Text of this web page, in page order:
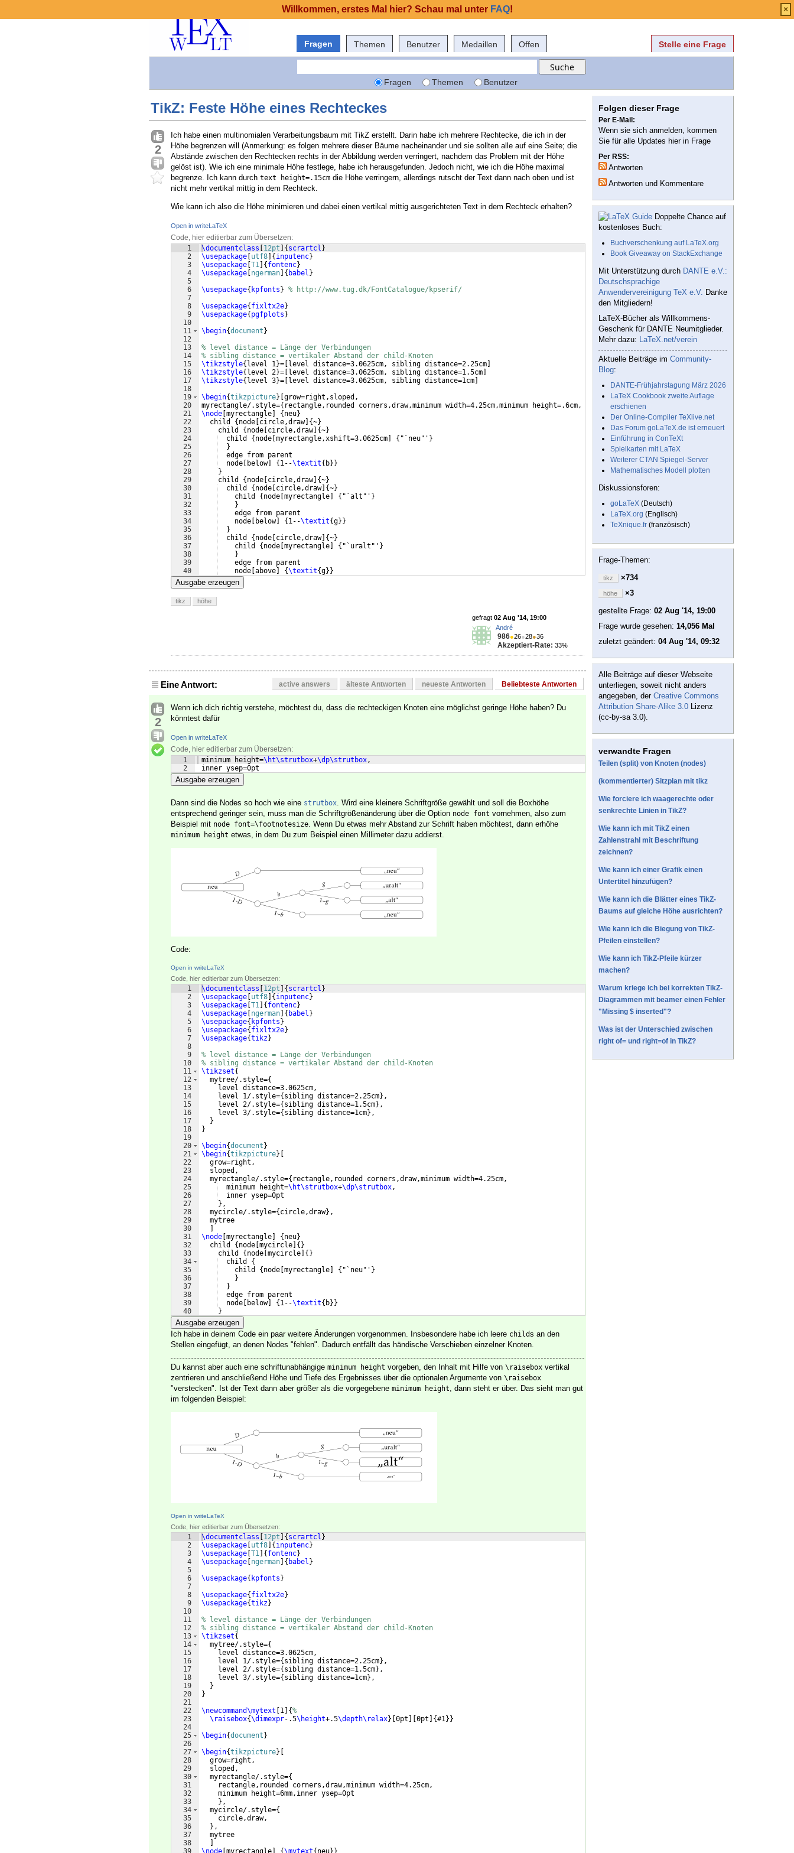
Fragen Themen Benutzer Medaillen Offen Stelle eine Frage
Fragen Themen Benutzer
TikZ: Feste Höhe eines Rechteckes
2
Ich habe einen multinomialen Verarbeitungsbaum mit TikZ erstellt. Darin habe ich mehrere Rechtecke, die ich in der
Höhe begrenzen will (Anmerkung: es folgen mehrere dieser Bäume nacheinander und sie sollten alle auf eine Seite; die
Abstände zwischen den Rechtecken rechts in der Abbildung werden verringert, nachdem das Problem mit der Höhe
gelöst ist). Wie ich eine minimale Höhe festlege, habe ich herausgefunden. Jedoch nicht, wie ich die Höhe maximal
begrenze. Ich kann durch text height=.15cm die Höhe verringern, allerdings rutscht der Text dann nach oben und ist
nicht mehr vertikal mittig in dem Rechteck.
Wie kann ich also die Höhe minimieren und dabei einen vertikal mittig ausgerichteten Text in dem Rechteck erhalten?
Open in writeLaTeX
Code, hier editierbar zum Übersetzen:
1
2
3
4
5
6
7
8
9
10
11
12
13
14
15
16
17
18
19
20
21
22
23
24
25
26
27
28
29
30
31
32
33
34
35
36
37
38
39
40
41
\documentclass 12pt { scrartcl }
\usepackage utf8 { inputenc}
\usepackage T1 { fontenc}
\usepackage ngerman { babel }
\usepackage{ kpfonts } % http://www.tug.dk/FontCatalogue/kpserif/
\usepackage{ fixltx2e}
\usepackage{ pgfplots }
\begin{document }
% level distance = Länge der Verbindungen
% sibling distance = vertikaler Abstand der child-Knoten
\tikzstyle{ level 1}= level distance=3.0625cm, sibling distance=2.25cm
\tikzstyle{ level 2}= level distance=3.0625cm, sibling distance=1.5cm
\tikzstyle{ level 3}= level distance=3.0625cm, sibling distance=1cm
\begin{tikzpicture} grow=right,sloped,
myrectangle/.style={ rectangle,rounded corners,draw,minimum width=4.25cm,minimum height=.6cm, text height=.15cm
\node myrectangle { neu}
  child
{ node circle,draw] {~}
    child
{ node circle,draw] {~}
  child
{ node myrectangle,xshift=3.0625cm { "`neu"' }
}
  edge from parent
  node
below] { 1--\textit{ b}}
}
    child
{ node circle,draw] {~}
  child
{ node circle,draw] {~}
    child
{ node myrectangle { "`alt"' }
}
    edge from parent
    node
below] { 1--\textit{g}}
}
  child
{ node circle,draw] {~}
    child
{ node myrectangle { "`uralt"' }
}
    edge from parent
    node
above {\textit{g}}
}
Ausgabe erzeugen
tikz höhe
gefragt 02 Aug '14, 19:00
André
986●26●28●36
Akzeptiert-Rate: 33%
Eine Antwort: active answers älteste Antworten neueste Antworten Beliebteste Antworten
2
Wenn ich dich richtig verstehe, möchtest du, dass die rechteckigen Knoten eine möglichst geringe Höhe haben? Du
könntest dafür
Open in writeLaTeX
Code, hier editierbar zum Übersetzen:
1
2
minimum height=\ht\strutbox+\dp\strutbox,
inner ysep=0pt
Ausgabe erzeugen
Dann sind die Nodes so hoch wie eine strutbox. Wird eine kleinere Schriftgröße gewählt und soll die Boxhöhe
entsprechend geringer sein, muss man die Schriftgrößenänderung über die Option node font vornehmen, also zum
Beispiel mit node font=\footnotesize. Wenn Du etwas mehr Abstand zur Schrift haben möchtest, dann erhöhe
minimum height etwas, in dem Du zum Beispiel einen Millimeter dazu addierst.
Code:
Open in writeLaTeX
Code, hier editierbar zum Übersetzen:
1
2
3
4
5
6
7
8
9
10
11
12
13
14
15
16
17
18
19
20
21
22
23
24
25
26
27
28
29
30
31
32
33
34
35
36
37
38
39
40
41
\documentclass 12pt { scrartcl }
\usepackage utf8 { inputenc}
\usepackage T1 { fontenc}
\usepackage ngerman { babel }
\usepackage{ kpfonts }
\usepackage{ fixltx2e}
\usepackage{tikz}
% level distance = Länge der Verbindungen
% sibling distance = vertikaler Abstand der child-Knoten
\tikzset{
  mytree/.style=
{
    level distance=3.0625cm,
    level 1/.style=
{ sibling distance=2.25cm} ,
    level 2/.style=
{ sibling distance=1.5cm} ,
    level 3/.style=
{ sibling distance=1cm} ,
}
}
\begin{document }
\begin{tikzpicture}
  grow=right,
  sloped,
  myrectangle/.style=
{ rectangle,rounded corners,draw,minimum width=4.25cm,
  minimum height=
\ht\strutbox+\dp\strutbox,
  inner ysep=0pt
} ,
  mycircle/.style=
{ circle,draw} ,
  mytree
\node myrectangle { neu}
  child
{ node mycircle { }
    child
{ node mycircle { }
  child
{
    child
{ node myrectangle { "`neu"' }
}
}
  edge from parent
  node
below] { 1--\textit{ b}}
}
    child
{
Ausgabe erzeugen
Ich habe in deinem Code ein paar weitere Änderungen vorgenommen. Insbesondere habe ich leere childs an den
Stellen eingefügt, an denen Nodes "fehlen". Dadurch entfällt das händische Verschieben einzelner Knoten.
Du kannst aber auch eine schriftunabhängige minimum height vorgeben, den Inhalt mit Hilfe von \raisebox vertikal
zentrieren und anschließend Höhe und Tiefe des Ergebnisses über die optionalen Argumente von \raisebox
"verstecken". Ist der Text dann aber größer als die vorgegebene minimum height, dann steht er über. Das sieht man gut
im folgenden Beispiel:
Open in writeLaTeX
Code, hier editierbar zum Übersetzen:
1
2
3
4
5
6
7
8
9
10
11
12
13
14
15
16
17
18
19
20
21
22
23
24
25
26
27
28
29
30
31
32
33
34
35
36
37
38
\documentclass 12pt { scrartcl }
\usepackage utf8 { inputenc}
\usepackage T1 { fontenc}
\usepackage ngerman { babel }
\usepackage{ kpfonts }
\usepackage{ fixltx2e}
\usepackage{tikz}
% level distance = Länge der Verbindungen
% sibling distance = vertikaler Abstand der child-Knoten
\tikzset{
  mytree/.style=
{
    level distance=3.0625cm,
    level 1/.style=
{ sibling distance=2.25cm} ,
    level 2/.style=
{ sibling distance=1.5cm} ,
    level 3/.style=
{ sibling distance=1cm} ,
}
}
\newcommand\mytext
1 {%
\raisebox{\dimexpr-.5\height+.5\depth\relax} 0pt 0pt {#1}}
\begin{document }
\begin{tikzpicture}
  grow=right,
  sloped,
  myrectangle/.style=
{
    rectangle,rounded corners,draw,minimum width=4.25cm,
    minimum height=6mm,inner ysep=0pt
} ,
  mycircle/.style=
{
    circle,draw,
} ,
  mytree
Folgen dieser Frage
Per E-Mail:
Wenn sie sich anmelden, kommen
Sie für alle Updates hier in Frage
Per RSS:
Antworten
Antworten und Kommentare
Doppelte Chance auf
kostenloses Buch:
Buchverschenkung auf LaTeX.org
Book Giveaway on StackExchange
Mit Unterstützung durch DANTE e.V.:
Deutschsprachige
Anwendervereinigung TeX e.V. Danke
den Mitgliedern!
LaTeX-Bücher als Willkommens-
Geschenk für DANTE Neumitglieder.
Mehr dazu: LaTeX.net/verein
Aktuelle Beiträge im Community-
Blog:
DANTE-Frühjahrstagung März 2026
LaTeX Cookbook zweite Auflage
erschienen
Der Online-Compiler TeXlive.net
Das Forum goLaTeX.de ist erneuert
Einführung in ConTeXt
Spielkarten mit LaTeX
Weiterer CTAN Spiegel-Server
Mathematisches Modell plotten
Diskussionsforen:
goLaTeX (Deutsch)
LaTeX.org (Englisch)
TeXnique.fr (französisch)
Frage-Themen:
tikz ×734
höhe
×3
gestellte Frage: 02 Aug '14, 19:00
Frage wurde gesehen: 14,056 Mal
zuletzt geändert: 04 Aug '14, 09:32
Alle Beiträge auf dieser Webseite
unterliegen, soweit nicht anders
angegeben, der Creative Commons
Attribution Share-Alike 3.0 Lizenz
(cc-by-sa 3.0).
verwandte Fragen
Teilen (split) von Knoten (nodes)
(kommentierter) Sitzplan mit tikz
Wie forciere ich waagerechte oder
senkrechte Linien in TikZ?
Wie kann ich mit TikZ einen
Zahlenstrahl mit Beschriftung
zeichnen?
Wie kann ich einer Grafik einen
Untertitel hinzufügen?
Wie kann ich die Blätter eines TikZ-
Baums auf gleiche Höhe ausrichten?
Wie kann ich die Biegung von TikZ-
Pfeilen einstellen?
Wie kann ich TikZ-Pfeile kürzer
machen?
Warum kriege ich bei korrekten TikZ-
Diagrammen mit beamer einen Fehler
"Missing $ inserted"?
Was ist der Unterschied zwischen
right of= und right=of in TikZ?
Willkommen, erstes Mal hier? Schau mal unter FAQ! ×